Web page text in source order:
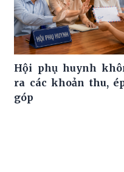
Hội phụ huynh
ra các khoản thu,
góp